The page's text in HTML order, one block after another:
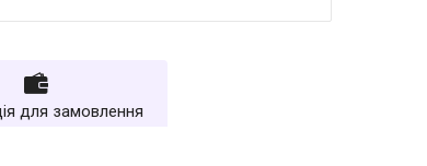
для замовлення